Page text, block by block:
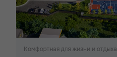
Комфортная для жизни и отдыха